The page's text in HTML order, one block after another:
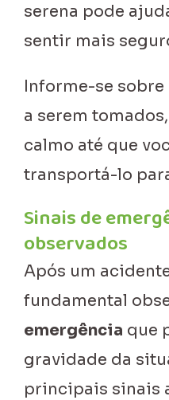
serena pode
sentir mais
Informe-se
a serem
calmo até que
transportá-lo
Sinais de
observados
Após um
fundamental
emergência que
gravidade da
principais sinais